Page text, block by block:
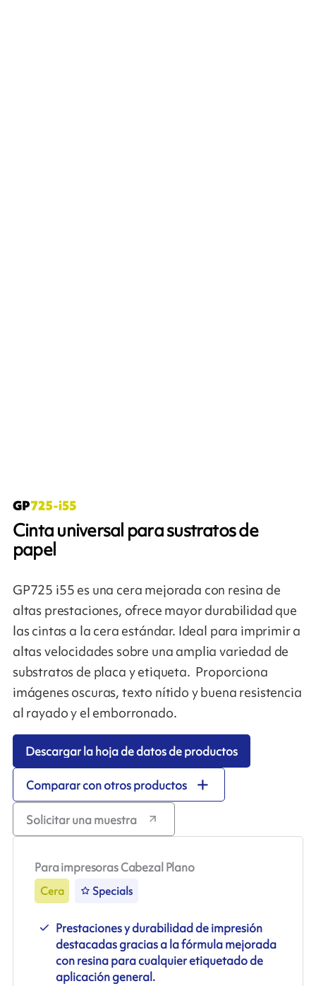
Cinta universal para sustratos de
papel
GP725 i55 es una cera mejorada con resina de
altas prestaciones, ofrece mayor durabilidad que
las cintas a la cera estándar. Ideal para imprimir a
altas velocidades sobre una amplia variedad de
substratos de placa y etiqueta. Proporciona
imágenes oscuras, texto nítido y buena resistencia
al rayado y el emborronado.
Descargar la hoja de datos de productos
Comparar con otros productos
Solicitar una muestra
Para impresoras Cabezal Plano
Cera Specials
Prestaciones y durabilidad de impresión
destacadas gracias a la fórmula mejorada
con resina para cualquier etiquetado de
aplicación general.